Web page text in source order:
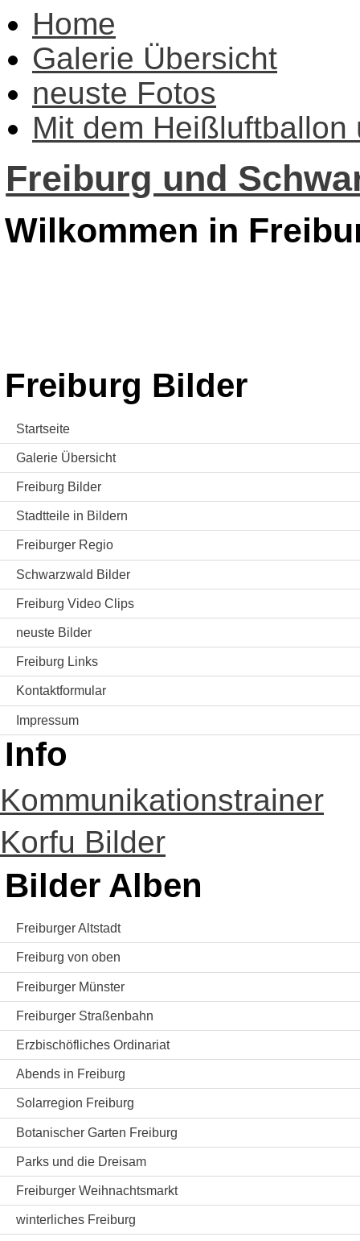
Home
Galerie Übersicht
neuste Fotos
Mit dem Heißluftballon
Freiburg und
Wilkommen in
Freiburg Bilder
Startseite
Galerie Übersicht
Freiburg Bilder
Stadtteile in Bildern
Freiburger Regio
Schwarzwald Bilder
Freiburg Video Clips
neuste Bilder
Freiburg Links
Kontaktformular
Impressum
Info
Kommunikationstrainer
Korfu Bilder
Bilder Alben
Freiburger Altstadt
Freiburg von oben
Freiburger Münster
Freiburger Straßenbahn
Erzbischöfliches Ordinariat
Abends in Freiburg
Solarregion Freiburg
Botanischer Garten Freiburg
Parks und die Dreisam
Freiburger Weihnachtsmarkt
winterliches Freiburg